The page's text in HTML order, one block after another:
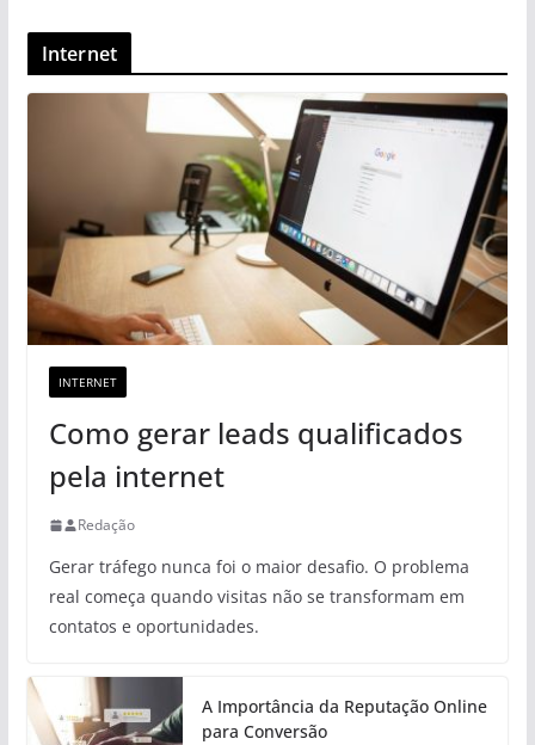
Internet
INTERNET
Como gerar leads qualificados
pela internet
Redação
Gerar tráfego nunca foi o maior desafio. O problema
real começa quando visitas não se transformam em
contatos e oportunidades.
A Importância da Reputação Online
para Conversão